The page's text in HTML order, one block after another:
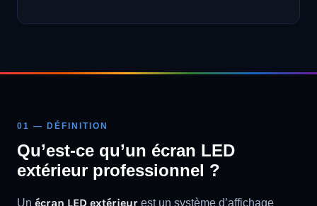
01 — DÉFINITION
Qu’est-ce qu’un écran LED
extérieur professionnel ?
Un écran LED extérieur est un système d’affichage